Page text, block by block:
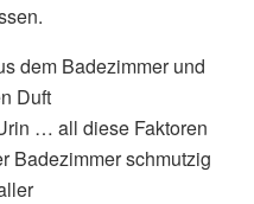
dem Badezimmer und
Duft
… all diese Faktoren
Badezimmer schmutzig